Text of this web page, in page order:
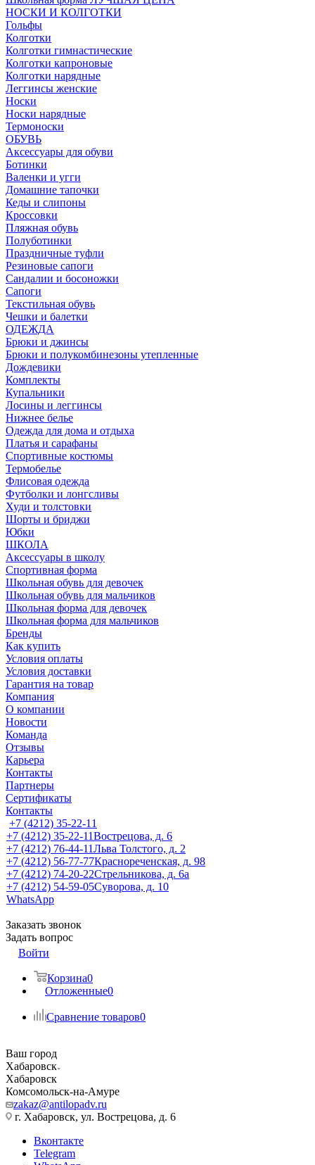
НОСКИ И КОЛГОТКИ
Гольфы
Колготки
Колготки гимнастические
Колготки капроновые
Колготки нарядные
Леггинсы женские
Носки
Носки нарядные
Термоноски
ОБУВЬ
Аксессуары для обуви
Ботинки
Валенки и угги
Домашние тапочки
Кеды и слипоны
Кроссовки
Пляжная обувь
Полуботинки
Праздничные туфли
Резиновые сапоги
Сандалии и босоножки
Сапоги
Текстильная обувь
Чешки и балетки
ОДЕЖДА
Брюки и джинсы
Брюки и полукомбинезоны утепленные
Дождевики
Комплекты
Купальники
Лосины и леггинсы
Нижнее белье
Одежда для дома и отдыха
Платья и сарафаны
Спортивные костюмы
Термобелье
Флисовая одежда
Футболки и лонгсливы
Худи и толстовки
Шорты и бриджи
Юбки
ШКОЛА
Аксессуары в школу
Спортивная форма
Школьная обувь для девочек
Школьная обувь для мальчиков
Школьная форма для девочек
Школьная форма для мальчиков
Бренды
Как купить
Условия оплаты
Условия доставки
Гарантия на товар
Компания
О компании
Новости
Команда
Отзывы
Карьера
Контакты
Партнеры
Сертификаты
Контакты
+7 (4212) 35-22-11
+7 (4212) 35-22-11Вострецова, д. 6
+7 (4212) 76-44-11Льва Толстого, д. 2
+7 (4212) 56-77-77Краснореченская, д. 98
+7 (4212) 74-20-22Стрельникова, д. 6а
+7 (4212) 54-59-05Суворова, д. 10
WhatsApp
Заказать звонок
Задать вопрос
Войти
Корзина0
Отложенные0
Сравнение товаров0
Ваш город
Хабаровск
Хабаровск
Комсомольск-на-Амуре
zakaz@antilopadv.ru
г. Хабаровск, ул. Вострецова, д. 6
Вконтакте
Telegram